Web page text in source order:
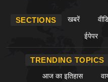
SECTIONS खबरें
ईपेपर
TRENDING TOPICS
आज का इतिहास